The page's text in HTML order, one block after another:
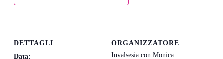
DETTAGLI
Data:
ORGANIZZATORE
Invalsesia con Monica